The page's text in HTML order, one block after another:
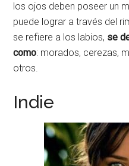
los ojos deben poseer un
puede lograr a través del
se refiere a los labios, se
como: morados, cerezas,
otros.
Indie